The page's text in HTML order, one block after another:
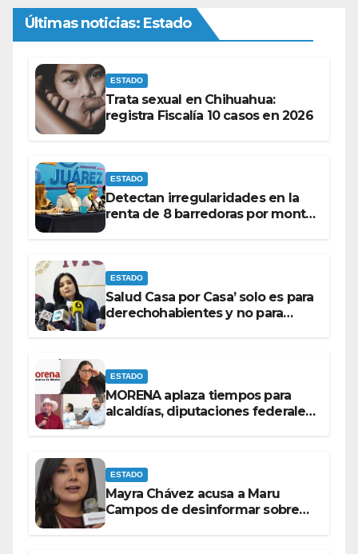
Últimas noticias: Estado
ESTADO
Trata sexual en Chihuahua:
registra Fiscalía 10 casos en 2026
ESTADO
Detectan irregularidades en la
renta de 8 barredoras por monto
ESTADO
Salud Casa por Casa’ solo es para
derechohabientes y no para
ESTADO
MORENA aplaza tiempos para
alcaldías, diputaciones federales
ESTADO
Mayra Chávez acusa a Maru
Campos de desinformar sobre